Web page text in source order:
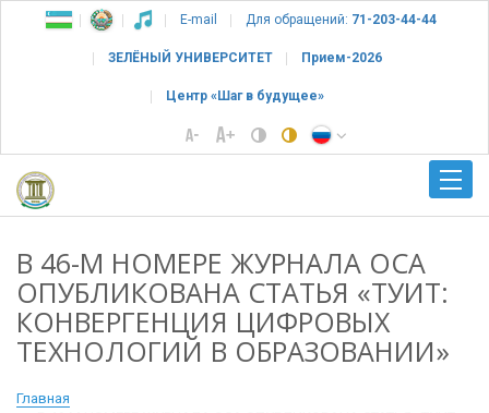
E-mail Для обращений: 71-203-44-44
ЗЕЛЁНЫЙ УНИВЕРСИТЕТ Прием-2026
Центр «Шаг в будущее»
В 46-М НОМЕРЕ ЖУРНАЛА ОСА
ОПУБЛИКОВАНА СТАТЬЯ «ТУИТ:
КОНВЕРГЕНЦИЯ ЦИФРОВЫХ
ТЕХНОЛОГИЙ В ОБРАЗОВАНИИ»
Главная